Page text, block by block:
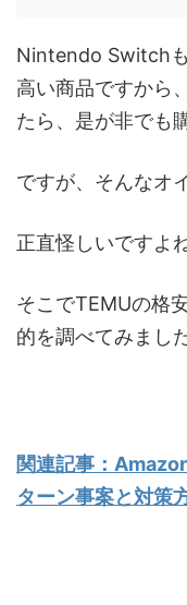
Nintendo Switch
高い商品ですから
たら、是が非でも
ですが、そんなオ
正直怪しいですよね
そこでTEMUの格
的を調べてみました
関連記事：
ターン事案と対策